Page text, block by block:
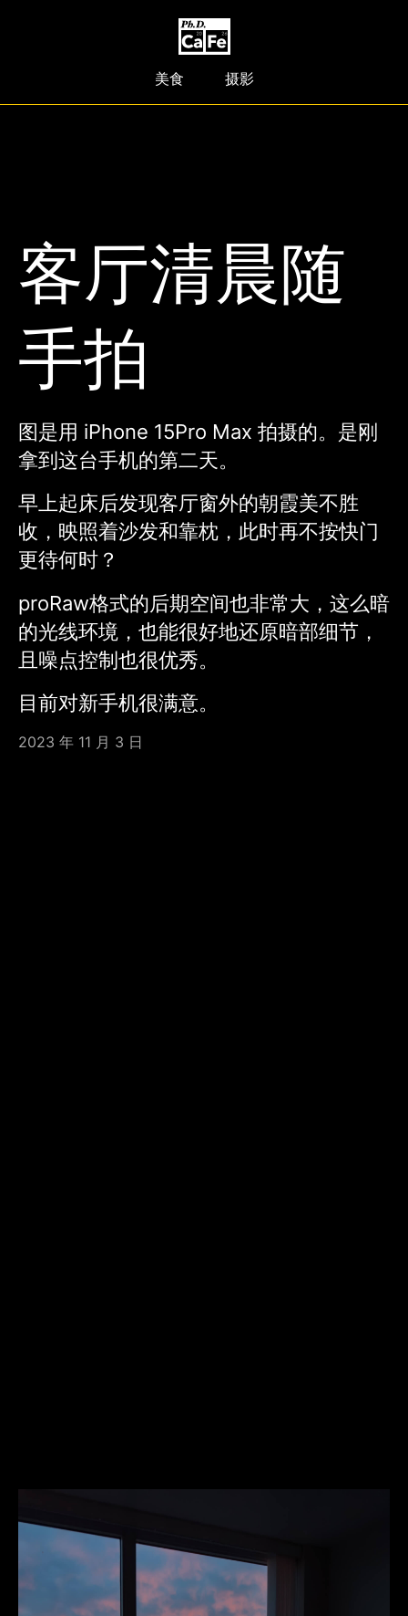
美食 摄影
客厅清晨随
手拍
图是用 iPhone 15Pro Max 拍摄的。是刚
拿到这台手机的第二天。
早上起床后发现客厅窗外的朝霞美不胜
收，映照着沙发和靠枕，此时再不按快门
更待何时？
proRaw格式的后期空间也非常大，这么暗
的光线环境，也能很好地还原暗部细节，
且噪点控制也很优秀。
目前对新手机很满意。
2023 年 11 月 3 日